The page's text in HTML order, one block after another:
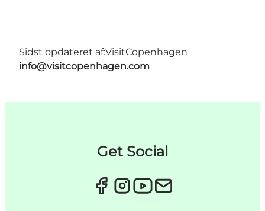
Sidst opdateret af:VisitCopenhagen
info@visitcopenhagen.com
Get Social